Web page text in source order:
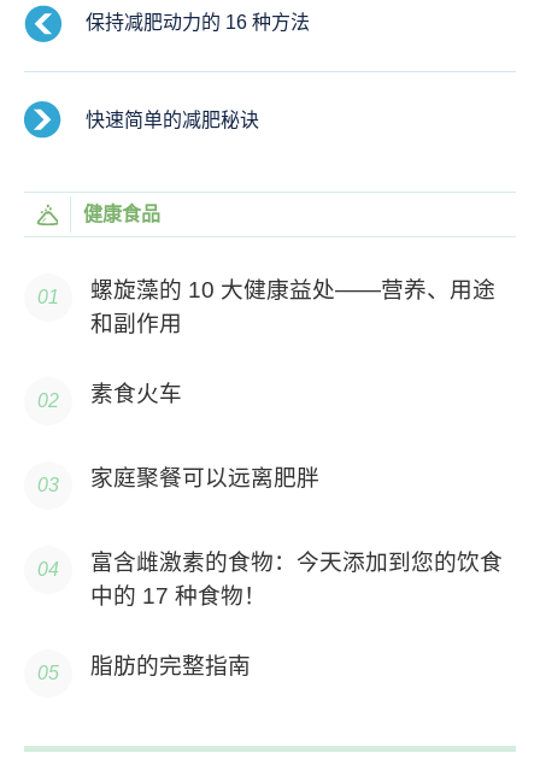
保持减肥动力的 16 种方法
快速简单的减肥秘诀
健康食品
螺旋藻的 10 大健康益处——营养、用途
和副作用
素食火车
家庭聚餐可以远离肥胖
富含雌激素的食物：今天添加到您的饮食
中的 17 种食物！
脂肪的完整指南